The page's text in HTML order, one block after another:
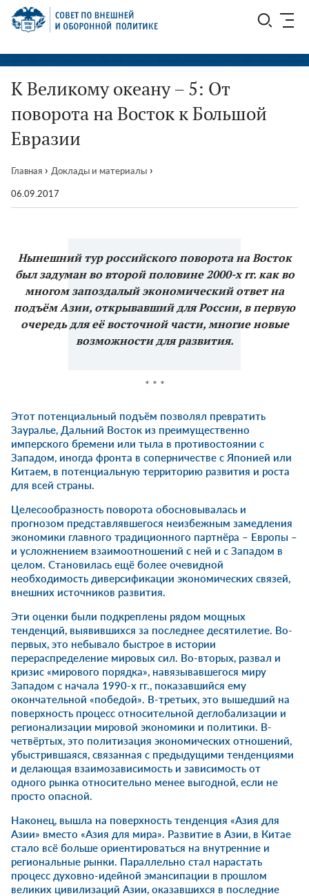
Перейти
СВОП
К Великому океану – 5: От
поворота на Восток к Большой
Евразии
Главная › Доклады и материалы ›
06.09.2017
Нынешний тур российского поворота на Восток
был задуман во второй половине 2000-х гг. как во
многом запоздалый экономический ответ на
подъём Азии, открывавший для России, в первую
очередь для её восточной части, многие новые
возможности для развития.
* * *
Этот потенциальный подъём позволял превратить
Зауралье, Дальний Восток из преимущественно
имперского бремени или тыла в противостоянии с
Западом, иногда фронта в соперничестве с Японией или
Китаем, в потенциальную территорию развития и роста
для всей страны.
Целесообразность поворота обосновывалась и
прогнозом представлявшегося неизбежным замедления
экономики главного традиционного партнёра – Европы –
и усложнением взаимоотношений с ней и с Западом в
целом. Становилась ещё более очевидной
необходимость диверсификации экономических связей,
внешних источников развития.
Эти оценки были подкреплены рядом мощных
тенденций, выявившихся за последнее десятилетие. Во-
первых, это небывало быстрое в истории
перераспределение мировых сил. Во-вторых, развал и
кризис «мирового порядка», навязывавшегося миру
Западом с начала 1990-х гг., показавшийся ему
окончательной «победой». В-третьих, это вышедший на
поверхность процесс относительной деглобализации и
регионализации мировой экономики и политики. В-
четвёртых, это политизация экономических отношений,
убыстрившаяся, связанная с предыдущими тенденциями
и делающая взаимозависимость и зависимость от
одного рынка относительно менее выгодной, если не
просто опасной.
Наконец, вышла на поверхность тенденция «Азия для
Азии» вместо «Азия для мира». Развитие в Азии, в Китае
стало всё больше ориентироваться на внутренние и
региональные рынки. Параллельно стал нарастать
процесс духовно-идейной эмансипации в прошлом
великих цивилизаций Азии, оказавшихся в последние